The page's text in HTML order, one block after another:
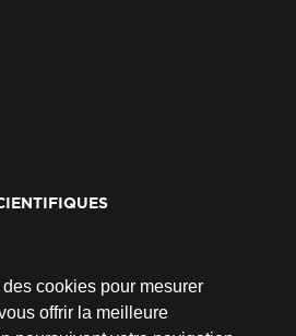
cookies pour mesurer
offrir la meilleure